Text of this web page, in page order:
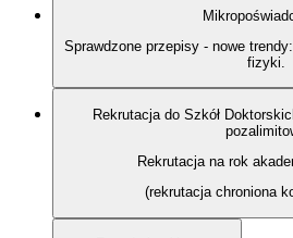
Sprawdzone przepisy - nowe
fizyki.
Rekrutacja do Szkół
Rekrutacja na rok
(rekrutacja chroniona